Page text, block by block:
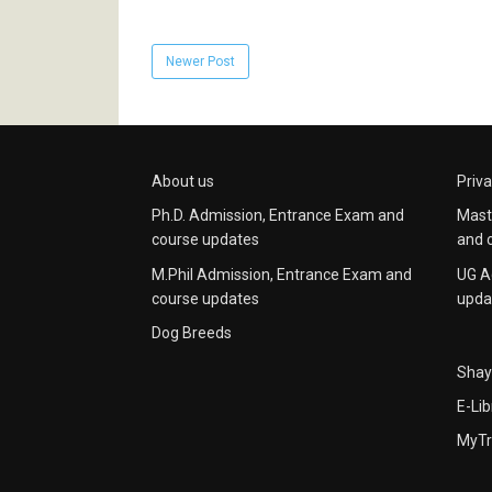
Newer Post
About us
Ph.D. Admission, Entrance Exam and
course updates
M.Phil Admission, Entrance Exam and
course updates
Dog Breeds
and
UG
E-